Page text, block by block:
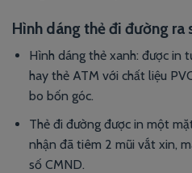
Hình dáng thẻ đi đường ra
Hình dáng thẻ xanh: được in
hay thẻ ATM với chất liệu
bo bốn góc.
Thẻ đi đường được in một
nhận đã tiêm 2 mũi vắt xin,
số CMND.